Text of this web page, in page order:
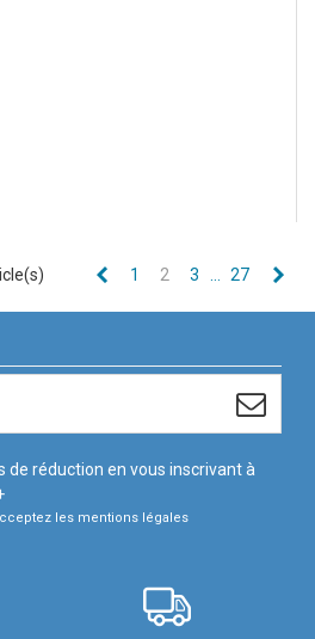
Précédent
1 2 3 … 27
de réduction en vous inscrivant à
les mentions légales